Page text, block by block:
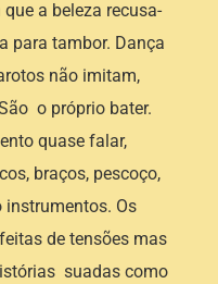
a beleza recusa-
para tambor. Dança
não imitam,
o próprio bater.
quase falar,
braços, pescoço,
Os
de tensões mas
suadas como